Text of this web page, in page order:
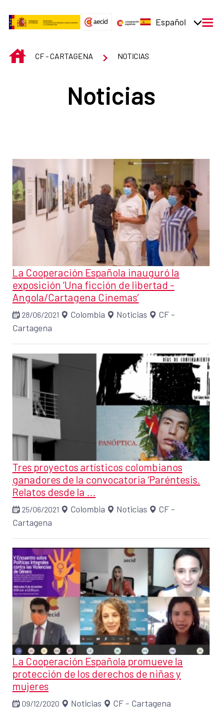
Español
INICIOCF - CARTAGENA NOTICIAS
Noticias
La Cooperación Española inauguró la
exposición ‘Una ficción de libertad -
Angola/Cartagena Cinemas’
28/06/2021 Colombia Noticias
CF -
Cartagena
Tres proyectos artísticos colombianos
ganadores de la convocatoria ‘Paréntesis.
Relatos desde la ...
25/06/2021 Colombia Noticias
CF -
Cartagena
La Cooperación Española promueve la
protección de los derechos de niñas y
mujeres
09/12/2020 Noticias CF - Cartagena